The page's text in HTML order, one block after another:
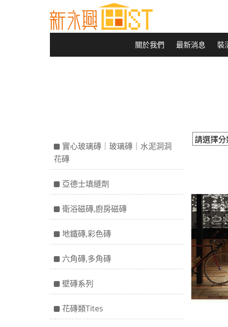
關於我們 最新消息 裝
實心玻璃磚｜玻璃磚｜水泥洞洞
花磚
亞德士填縫劑
衛浴磁磚,廚房磁磚
地鐵磚,彩色磚
六角磚,多角磚
壁磚系列
花磚類Tites